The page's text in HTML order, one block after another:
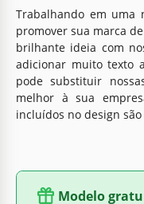
Trabalhando em uma
promover sua marca
brilhante ideia com
adicionar muito texto
pode substituir
melhor à sua
incluídos no design
Modelo